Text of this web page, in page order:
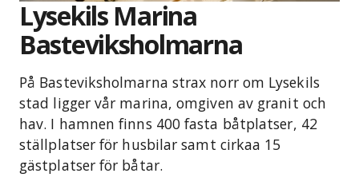
Lysekils Marina
Basteviksholmarna
På Basteviksholmarna strax norr om Lysekils
stad ligger vår marina, omgiven av granit och
hav. I hamnen finns 400 fasta båtplatser, 42
ställplatser för husbilar samt cirkaa 15
gästplatser för båtar.